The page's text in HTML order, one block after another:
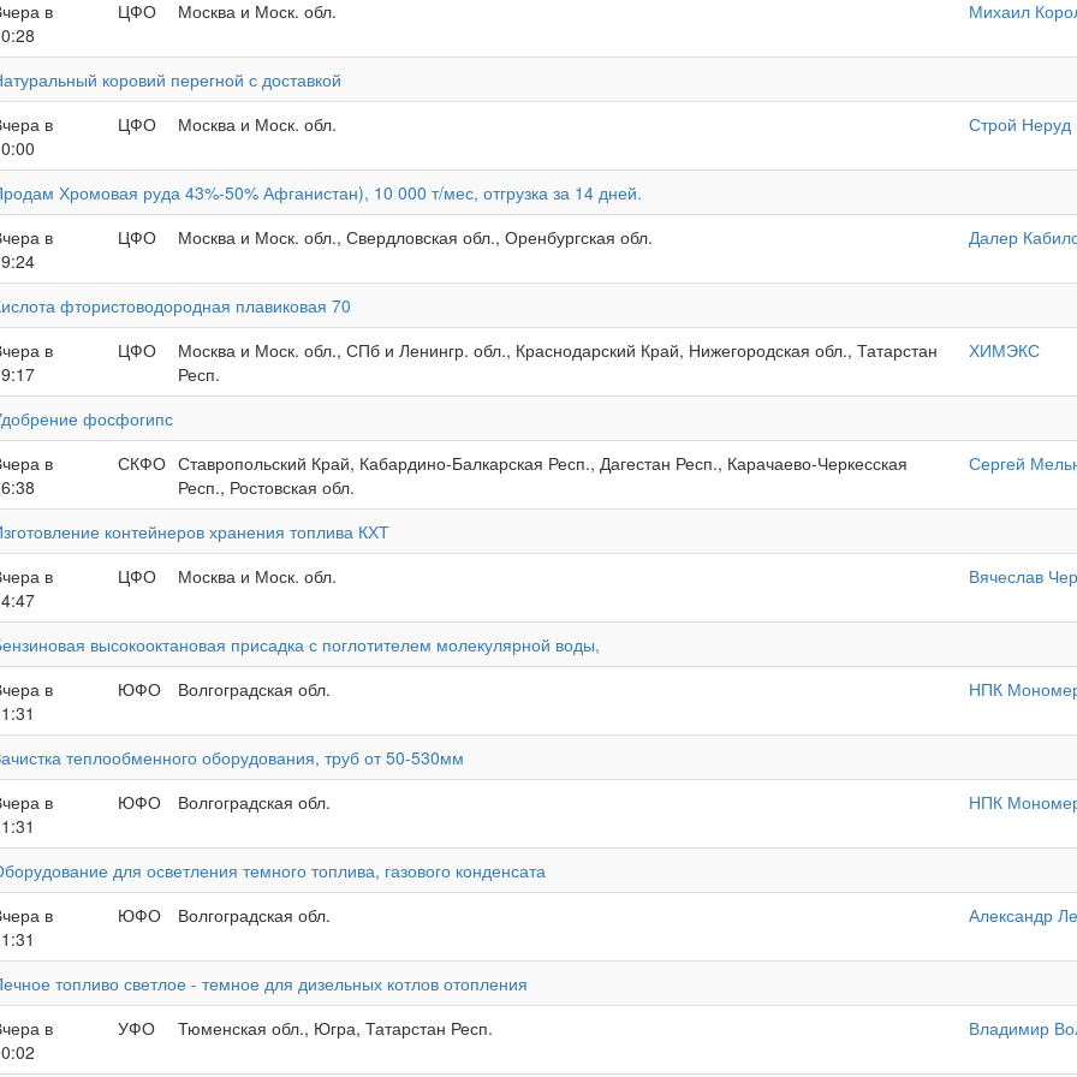
в
ЦФО Москва и Моск. обл. Михаил
коровий перегной с доставкой
в
ЦФО Москва и Моск. обл. Строй Неруд
Хромовая руда 43%-50% Афганистан), 10 000 т/мес, отгрузка за 14 дней.
в
ЦФО Москва и Моск. обл., Свердловская обл., Оренбургская обл. Далер
фтористоводородная плавиковая 70
в
ЦФО
Москва и Моск. обл., СПб и Ленингр. обл., Краснодарский Край, Нижегородская обл., Татарстан
Респ.
ХИМЭКС
фосфогипс
в
СКФО Ставропольский Край, Кабардино-Балкарская Респ., Дагестан Респ., Карачаево-Черкесская
Респ., Ростовская обл.
Сергей
контейнеров хранения топлива КХТ
в
ЦФО Москва и Моск. обл. Вячеслав
высокооктановая присадка с поглотителем молекулярной воды,
в
ЮФО Волгоградская обл. НПК
теплообменного оборудования, труб от 50-530мм
в
ЮФО Волгоградская обл. НПК
для осветления темного топлива, газового конденсата
в
ЮФО Волгоградская обл. Александр
топливо светлое - темное для дизельных котлов отопления
в
УФО Тюменская обл., Югра, Татарстан Респ. Владимир